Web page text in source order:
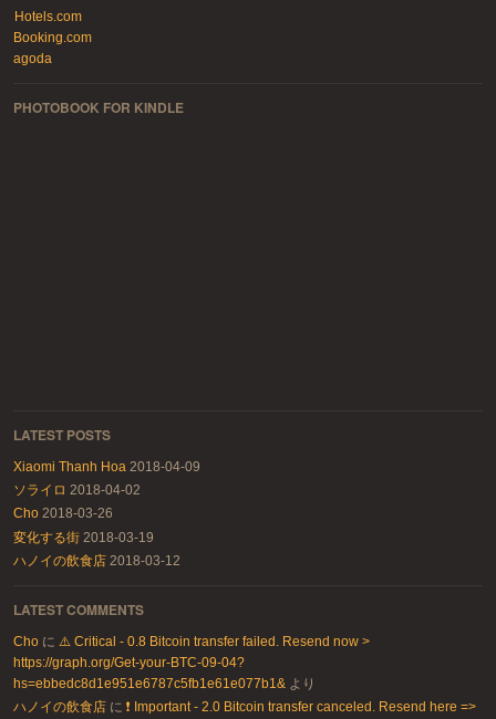
Hotels.com
Booking.com
agoda
PHOTOBOOK FOR KINDLE
LATEST POSTS
Xiaomi Thanh Hoa 2018-04-09
ソライロ 2018-04-02
Cho 2018-03-26
変化する街 2018-03-19
ハノイの飲食店 2018-03-12
LATEST COMMENTS
Choに ⚠️ Critical - 0.8 Bitcoin transfer failed. Resend now >
https://graph.org/Get-your-BTC-09-04?
hs=ebbedc8d1e951e6787c5fb1e61e077b1&より
ハノイの飲食店に ❗ Important - 2.0 Bitcoin transfer canceled. Resend here =>